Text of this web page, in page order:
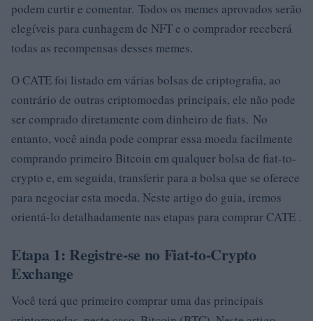
podem curtir e comentar. Todos os memes aprovados serão
elegíveis para cunhagem de NFT e o comprador receberá
todas as recompensas desses memes.
O CATE foi listado em várias bolsas de criptografia, ao
contrário de outras criptomoedas principais, ele não pode
ser comprado diretamente com dinheiro de fiats. No
entanto, você ainda pode comprar essa moeda facilmente
comprando primeiro Bitcoin em qualquer bolsa de fiat-to-
crypto e, em seguida, transferir para a bolsa que se oferece
para negociar esta moeda. Neste artigo do guia, iremos
orientá-lo detalhadamente nas etapas para comprar CATE .
Etapa 1: Registre-se no Fiat-to-Crypto
Exchange
Você terá que primeiro comprar uma das principais